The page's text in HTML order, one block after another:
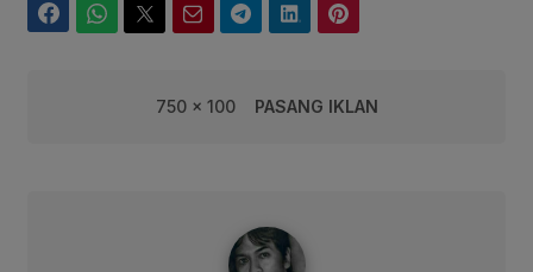
750 x 100 PASANG IKLAN